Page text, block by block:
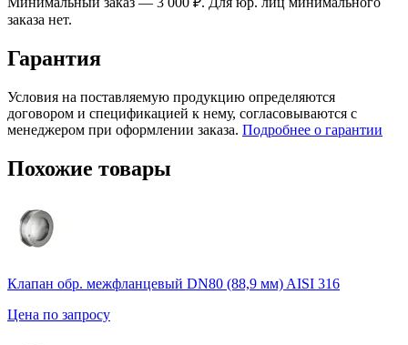
заказа нет.
Гарантия
Условия на поставляемую продукцию определяются
договором и спецификацией к нему, согласовываются с
менеджером при оформлении заказа. Подробнее о гарантии
Похожие товары
Клапан обр. межфланцевый DN80 (88,9 мм) AISI 316
Цена по запросу